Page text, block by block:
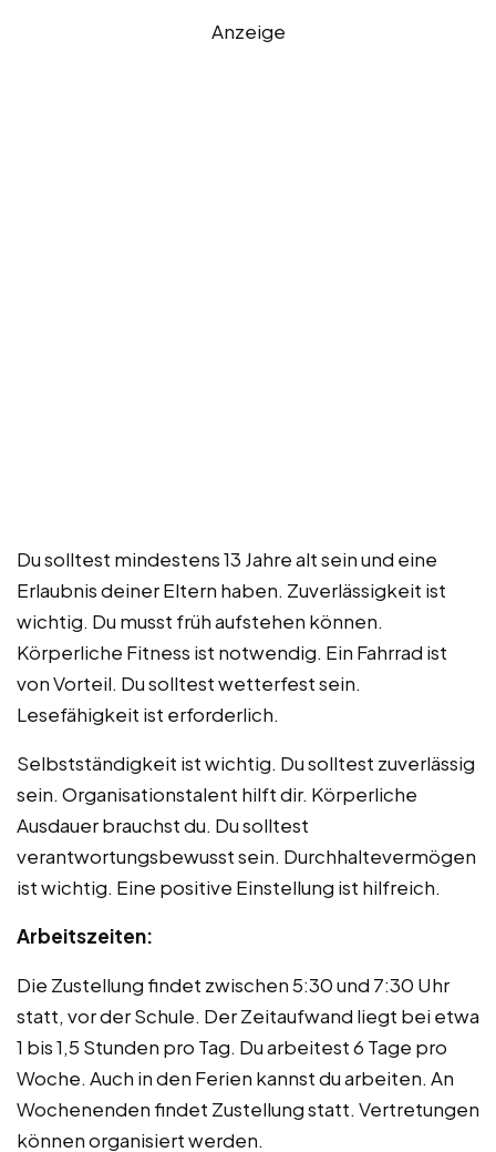
Anzeige
Du solltest mindestens 13 Jahre alt sein und eine
Erlaubnis deiner Eltern haben. Zuverlässigkeit ist
wichtig. Du musst früh aufstehen können.
Körperliche Fitness ist notwendig. Ein Fahrrad ist
von Vorteil. Du solltest wetterfest sein.
Lesefähigkeit ist erforderlich.
Selbstständigkeit ist wichtig. Du solltest zuverlässig
sein. Organisationstalent hilft dir. Körperliche
Ausdauer brauchst du. Du solltest
verantwortungsbewusst sein. Durchhaltevermögen
ist wichtig. Eine positive Einstellung ist hilfreich.
Arbeitszeiten:
Die Zustellung findet zwischen 5:30 und 7:30 Uhr
statt, vor der Schule. Der Zeitaufwand liegt bei etwa
1 bis 1,5 Stunden pro Tag. Du arbeitest 6 Tage pro
Woche. Auch in den Ferien kannst du arbeiten. An
Wochenenden findet Zustellung statt. Vertretungen
können organisiert werden.